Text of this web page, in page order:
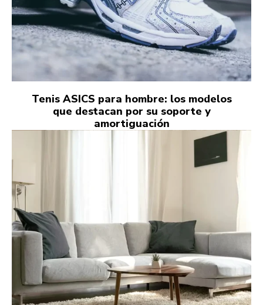
Tenis ASICS para hombre: los modelos
que destacan por su soporte y
amortiguación